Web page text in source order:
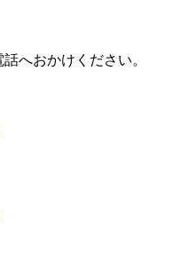
へおかけください。